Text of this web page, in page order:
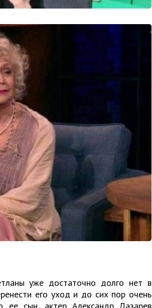
уже достаточно долго нет в
его уход и до сих пор очень
ее сын, актер Александр Лазарев